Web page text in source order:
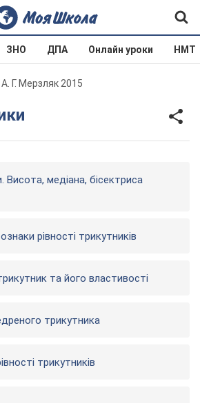
ЗНО ДПА Онлайн уроки НМТ
Г. Мерзляк 2015
Висота, медіана, бісектриса
рівності трикутників
та його властивості
трикутника
трикутників